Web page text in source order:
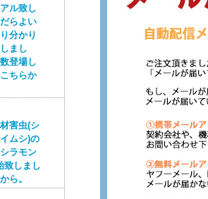
ル致し
らよい
分かり
まし
登場し
ちらか
害虫(シ
ムシ)の
ラモン
致しまし
ら。